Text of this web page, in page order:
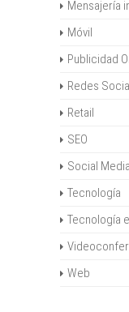
Mensajería
Móvil
Publicidad
Redes
Retail
SEO
Social Media
Tecnología
Tecnología
Web